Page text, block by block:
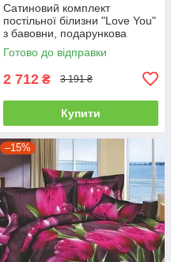
Сатиновий комплект
постільної білизни "Love You"
з бавовни, подарункова
упаковка полуторний
Готово до відправки
2 712 ₴ 3 191 ₴
Купити
–15%